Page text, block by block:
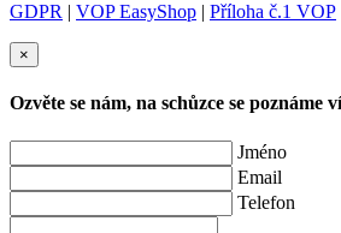
GDPR | VOP EasyShop | Příloha č.1 VOP
×
Ozvěte se nám, na schůzce se poznáme
Jméno
Email
Telefon